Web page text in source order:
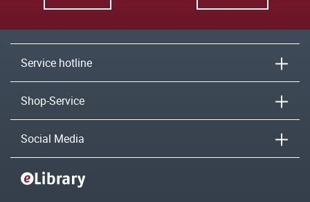
Service hotline
Shop-Service
Social Media